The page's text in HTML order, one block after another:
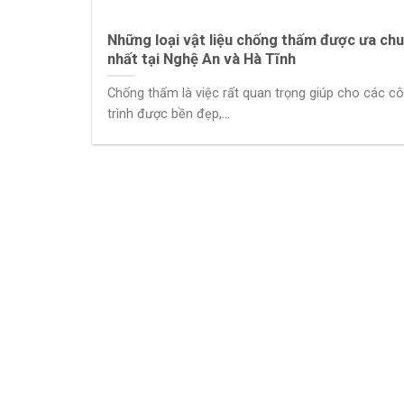
Những loại vật liệu chống thấm được ưa
nhất tại Nghệ An và Hà Tĩnh
Chống thấm là việc rất quan trọng giúp cho các
trình được bền đẹp,...